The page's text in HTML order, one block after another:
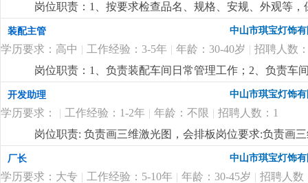
要求:1.1年以上生产现场管理工作经验,有电子产品生产
量控制及生产效率提升4.生产现场''6s‘管理更详细...
岗位职责：1、按要求检查品名、规格、安规、外观等
悉酒店工程灯饰结构、安规要求，整体效果，表面加工
装配主管 中山市琪宝灯饰
学历要求：高中 | 工作经验：3-5年 | 年龄：30-40岁 | 招聘人数
岗位职责：1、负责装配车间日常管理工作；2、负责车
经验；2、熟悉灯饰（工程灯、非标灯饰）装配流程优先
开发助理 中山市琪宝灯饰
学历要求： | 工作经验：1-2年 | 年龄：不限 | 招聘人数：1
岗位职责: 负责画三维激光图，会排板岗位要求:负责画
厂长 中山市琪宝灯饰
学历要求：大专 | 工作经验：5-10年 | 年龄：30-45岁 | 招聘人数